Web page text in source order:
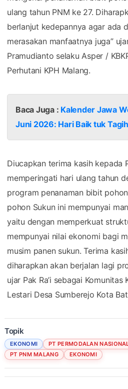
ulang tahun PNM ke 27.
berlanjut kedepannya agar ada
merasakan manfaatnya juga”
Pramudianto selaku Asper /
Perhutani KPH Malang.
Baca Juga : Kalender Jawa
Juni 2026: Hari Baik tuk
Diucapkan terima kasih kepada
memperingati hari ulang tahun
program penanaman bibit
pohon Sukun ini mempunyai
yaitu dengan memperkuat
mempunyai nilai ekonomi bagi
musim panen sukun. Terima
diharapkan akan berjalan lagi
ujar Pak Ra’i sebagai Komunitas
Lestari Desa Sumberejo Kota
Topik
EKONOMI
PT PERMODALAN
PT PNM MALANG
EKONOMI